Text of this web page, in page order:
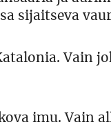
sijaitseva
Vain
imu. Vain